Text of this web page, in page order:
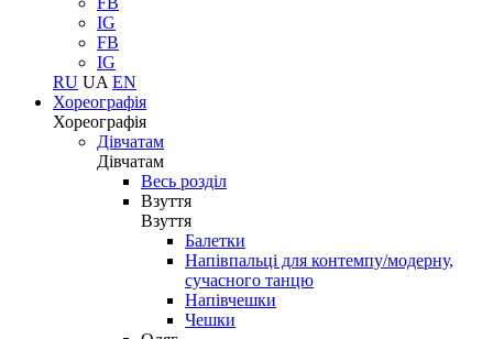
IG
FB
IG
RU UA EN
Хореографія
Хореографія
Дівчатам
Дівчатам
Весь розділ
Взуття
Взуття
Балетки
Напівпальці для контемпу/модерну,
сучасного танцю
Напівчешки
Чешки